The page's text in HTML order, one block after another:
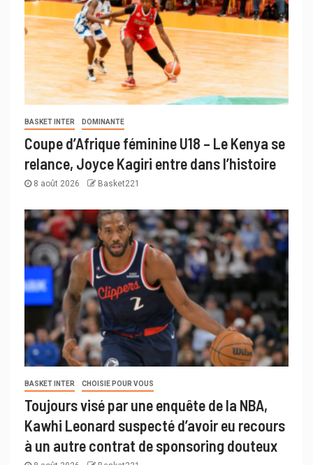
BASKET INTER DOMINANTE
Coupe d’Afrique féminine U18 – Le Kenya se
relance, Joyce Kagiri entre dans l’histoire
8 août 2026 Basket221
BASKET INTER CHOISIE POUR VOUS
Toujours visé par une enquête de la NBA,
Kawhi Leonard suspecté d’avoir eu recours
à un autre contrat de sponsoring douteux